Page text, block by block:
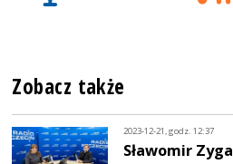
Zobacz także
2023-12-21, godz. 12:37
Sławomir Zyga